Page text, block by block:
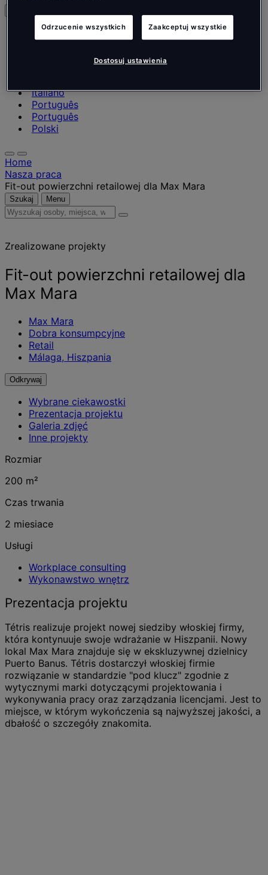
English
Italiano
Português
Português
Polski
Home
Nasza praca
Fit-out powierzchni retailowej dla Max Mara
Szukaj Menu
Wyszukaj
wiadomości
informacje
Zrealizowane projekty
Fit-out powierzchni retailowej dla
Max Mara
Max Mara
Dobra konsumpcyjne
Retail
Málaga, Hiszpania
Odkrywaj
Wybrane ciekawostki
Prezentacja projektu
Galeria zdjęć
Inne projekty
Rozmiar
200 m²
Czas trwania
2 miesiace
Usługi
Workplace consulting
Wykonawstwo wnętrz
Prezentacja projektu
Tétris realizuje projekt nowej siedziby włoskiej firmy,
która kontynuuje swoje wdrażanie w Hiszpanii. Nowy
lokal Max Mara znajduje się w ekskluzywnej dzielnicy
Puerto Banus. Tétris dostarczył włoskiej firmie
rozwiązanie w standardzie "pod klucz" zgodnie z
wytycznymi marki dotyczącymi projektowania i
wykonywania pracy oraz zarządzania licencjami. Jest to
miejsce, w którym wykończenia są najwyższej jakości, a
dbałość o szczegóły znakomita.
Odrzucenie wszystkich Zaakceptuj wszystkie
Dostosuj ustawienia